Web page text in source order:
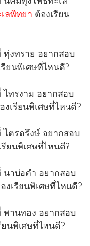
ลพิทยา ต้องเรียน
ทุ่งทราย อยากสอบ
รียนพิเศษที่ไหนดี?
ไทรงาม อยากสอบ
งเรียนพิเศษที่ไหนดี?
ไตรตรึงษ์ อยากสอบ
รียนพิเศษที่ไหนดี?
นาบ่อคำ อยากสอบ
งเรียนพิเศษที่ไหนดี?
พานทอง อยากสอบ
ยนพิเศษที่ไหนดี?